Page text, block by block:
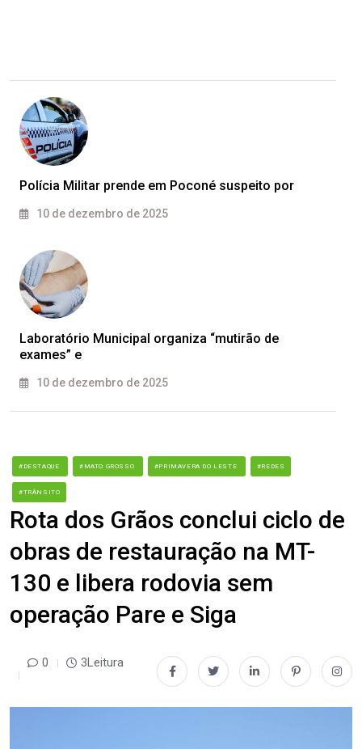
Polícia Militar prende em Poconé suspeito por
10 de dezembro de 2025
Laboratório Municipal organiza “mutirão de
exames” e
10 de dezembro de 2025
#DESTAQUE #MATO GROSSO #PRIMAVERA DO LESTE #REDES
#TRÂNSITO
Rota dos Grãos conclui ciclo de
obras de restauração na MT-
130 e libera rodovia sem
operação Pare e Siga
0 3Leitura